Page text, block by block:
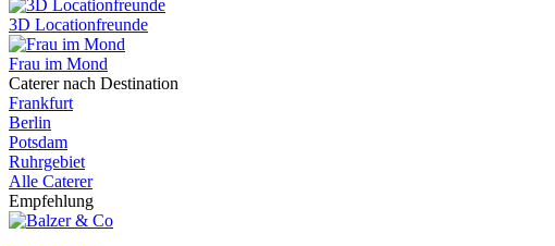
3D Locationfreunde
Frau im Mond
Caterer nach Destination
Frankfurt
Berlin
Potsdam
Ruhrgebiet
Alle Caterer
Empfehlung